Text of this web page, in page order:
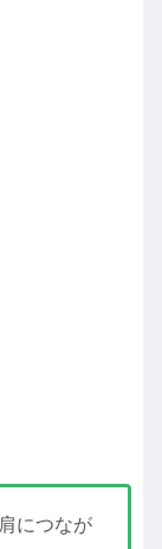
につなが